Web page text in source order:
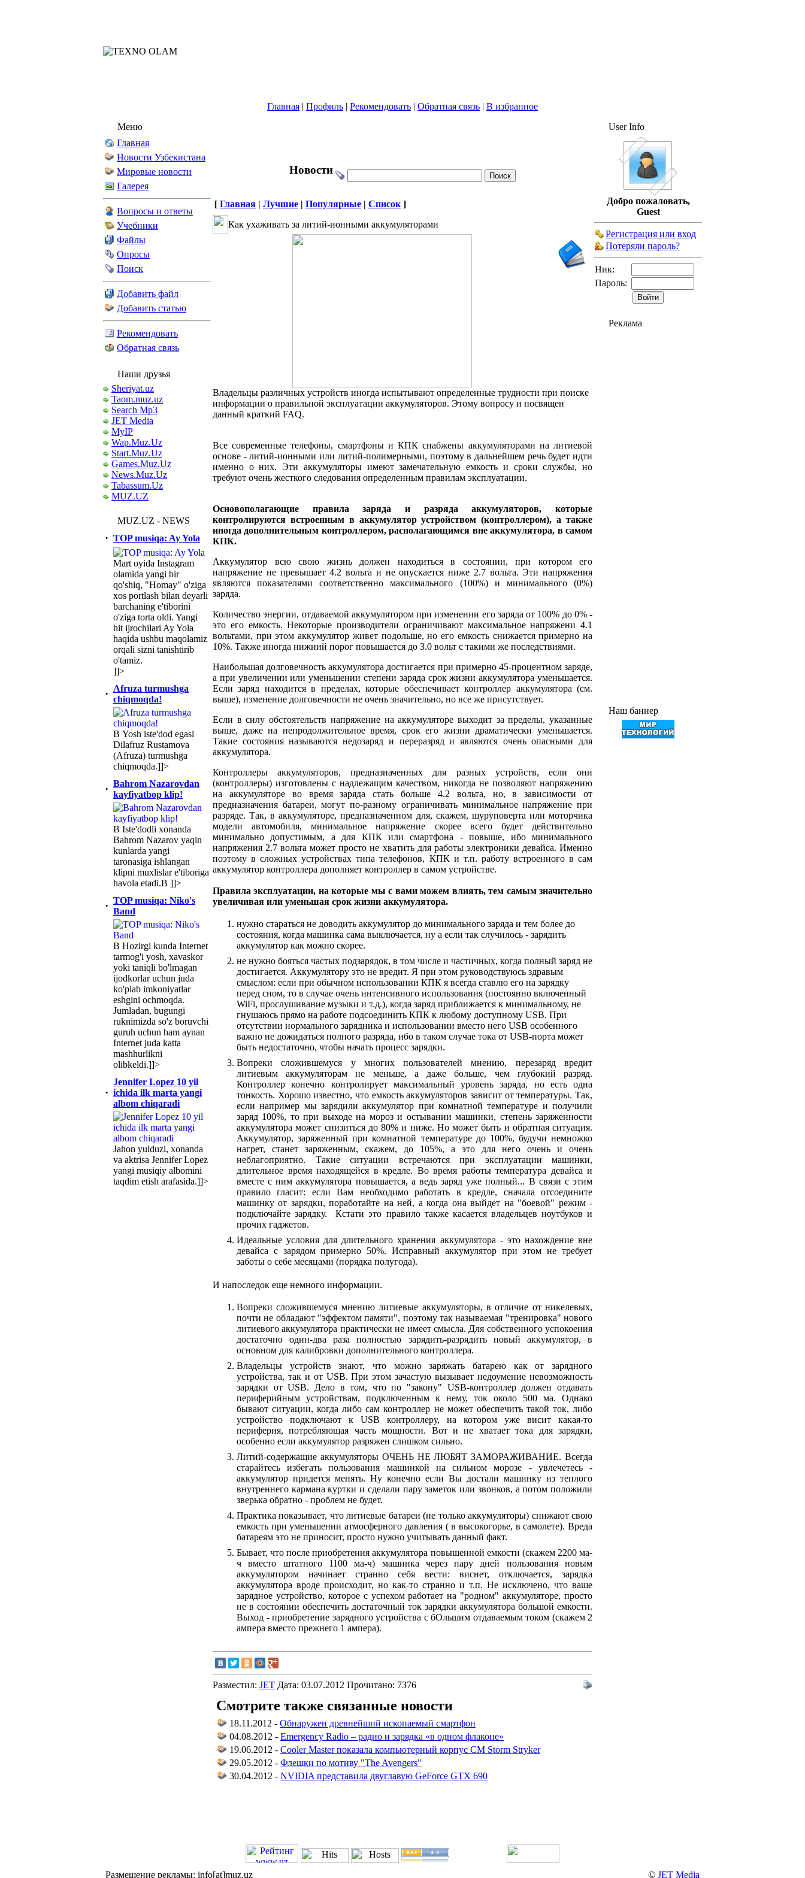
Главная | Профиль | Рекомендовать | Обратная связь | В избранное
Меню
Главная
Новости Узбекистана
Мировые новости
Галерея
Вопросы и ответы
Учебники
Файлы
Опросы
Поиск
Добавить файл
Добавить статью
Рекомендовать
Обратная связь
Наши друзья
Sheriyat.uz
Taom.muz.uz
Search Mp3
JET Media
MyIP
Wap.Muz.Uz
Start.Muz.Uz
Games.Muz.Uz
News.Muz.Uz
Tabassum.Uz
MUZ.UZ
MUZ.UZ - NEWS
· TOP musiqa: Ay Yola
Mart oyida Instagram
olamida yangi bir
qo'shiq, "Homay" o'ziga
xos portlash bilan deyarli
barchaning e'tiborini
o'ziga torta oldi. Yangi
hit ijrochilari Ay Yola
haqida ushbu maqolamiz
orqali sizni tanishtirib
o'tamiz.
]]>
· Afruza turmushga
chiqmoqda!
В Yosh iste'dod egasi
Dilafruz Rustamova
(Afruza) turmushga
chiqmoqda.]]>
· Bahrom Nazarovdan
kayfiyatbop klip!
В Iste'dodli xonanda
Bahrom Nazarov yaqin
kunlarda yangi
taronasiga ishlangan
klipni muxlislar e'tiboriga
havola etadi.В ]]>
· TOP musiqa: Niko's
Band
В Hozirgi kunda Internet
tarmog'i yosh, xavaskor
yoki taniqli bo'lmagan
ijodkorlar uchun juda
ko'plab imkoniyatlar
eshgini ochmoqda.
Jumladan, bugungi
ruknimizda so'z boruvchi
guruh uchun ham aynan
Internet juda katta
mashhurlikni
olibkeldi.]]>
·
Jennifer Lopez 10 yil
ichida ilk marta yangi
albom chiqaradi
Jahon yulduzi, xonanda
va aktrisa Jennifer Lopez
yangi musiqiy albomini
taqdim etish arafasida.]]>
Новости
[ Главная | Лучшие | Популярные | Список ]
Как ухаживать за литий-ионными аккумуляторами
Владельцы различных устройств иногда испытывают определенные трудности при поиске
информации о правильной эксплуатации аккумуляторов. Этому вопросу и посвящен
данный краткий FAQ.
Все современные телефоны, смартфоны и КПК снабжены аккумуляторами на литиевой
основе - литий-ионными или литий-полимерными, поэтому в дальнейшем речь будет идти
именно о них. Эти аккумуляторы имеют замечательную емкость и сроки службы, но
требуют очень жесткого следования определенным правилам эксплуатации.
Основополагающие правила заряда и разряда аккумуляторов, которые
контролируются встроенным в аккумулятор устройством (контроллером), а также
иногда дополнительным контроллером, располагающимся вне аккумулятора, в самом
КПК.
Аккумулятор всю свою жизнь должен находиться в состоянии, при котором его
напряжение не превышает 4.2 вольта и не опускается ниже 2.7 вольта. Эти напряжения
являются показателями соответственно максимального (100%) и минимального (0%)
заряда.
Количество энергии, отдаваемой аккумулятором при изменении его заряда от 100% до 0% -
это его емкость. Некоторые производители ограничивают максимальное напряжени 4.1
вольтами, при этом аккумулятор живет подольше, но его емкость снижается примерно на
10%. Также иногда нижний порог повышается до 3.0 вольт с такими же последствиями.
Наибольшая долговечность аккумулятора достигается при примерно 45-процентном заряде,
а при увеличении или уменьшении степени заряда срок жизни аккумулятора уменьшается.
Если заряд находится в пределах, которые обеспечивает контроллер аккумулятора (см.
выше), изменение долговечности не очень значительно, но все же присутствует.
Если в силу обстоятельств напряжение на аккумуляторе выходит за пределы, указанные
выше, даже на непродолжительное время, срок его жизни драматически уменьшается.
Такие состояния называются недозаряд и переразряд и являются очень опасными для
аккумулятора.
Контроллеры аккумуляторов, предназначенных для разных устройств, если они
(контроллеры) изготовлены с надлежащим качеством, никогда не позволяют напряжению
на аккумуляторе во время заряда стать больше 4.2 вольта, но, в зависимости от
предназначения батареи, могут по-разному ограничивать минимальное напряжение при
разряде. Так, в аккумуляторе, предназначенном для, скажем, шуруповерта или моторчика
модели автомобиля, минимальное напряжение скорее всего будет действительно
минимально допустимым, а для КПК или смартфона - повыше, ибо минимального
напряжения 2.7 вольта может просто не хватить для работы электроники девайса. Именно
поэтому в сложных устройствах типа телефонов, КПК и т.п. работу встроенного в сам
аккумулятор контроллера дополняет контроллер в самом устройстве.
Правила эксплуатации, на которые мы с вами можем влиять, тем самым значительно
увеличивая или уменьшая срок жизни аккумулятора.
нужно стараться не доводить аккумулятор до минимального заряда и тем более до
состояния, когда машинка сама выключается, ну а если так случилось - зарядить
аккумулятор как можно скорее.
не нужно бояться частых подзарядок, в том числе и частичных, когда полный заряд не
достигается. Аккумулятору это не вредит. Я при этом руководствуюсь здравым
смыслом: если при обычном использовании КПК я всегда ставлю его на зарядку
перед сном, то в случае очень интенсивного использования (постоянно включенный
WiFi, прослушивание музыки и т.д.), когда заряд приближается к минимальному, не
гнушаюсь прямо на работе подсоединить КПК к любому доступному USB. При
отсутствии нормального зарядника и использовании вместо него USB особенного
важно не дожидаться полного разряда, ибо в таком случае тока от USB-порта может
быть недостаточно, чтобы начать процесс зарядки.
Вопреки сложившемуся у многих пользователей мнению, перезаряд вредит
литиевым аккумуляторам не меньше, а даже больше, чем глубокий разряд.
Контроллер конечно контролирует максимальный уровень заряда, но есть одна
тонкость. Хорошо известно, что емкость аккумуляторов зависит от температуры. Так,
если например мы зарядили аккумулятор при комнатной температуре и получили
заряд 100%, то при выходе на мороз и остывании машинки, степень заряженности
аккумулятора может снизиться до 80% и ниже. Но может быть и обратная ситуация.
Аккумулятор, заряженный при комнатной температуре до 100%, будучи немножко
нагрет, станет заряженным, скажем, до 105%, а это для него очень и очень
неблагоприятно. Такие ситуации встречаются при эксплуатации машинки,
длительное время находящейся в кредле. Во время работы температура девайса и
вместе с ним аккумулятора повышается, а ведь заряд уже полный... В связи с этим
правило гласит: если Вам необходимо работать в кредле, сначала отсоедините
машинку от зарядки, поработайте на ней, а когда она выйдет на "боевой" режим -
подключайте зарядку. Кстати это правило также касается владельцев ноутбуков и
прочих гаджетов.
Идеальные условия для длительного хранения аккумулятора - это нахождение вне
девайса с зарядом примерно 50%. Исправный аккумулятор при этом не требует
заботы о себе месяцами (порядка полугода).
И напоследок еще немного информации.
Вопреки сложившемуся мнению литиевые аккумуляторы, в отличие от никелевых,
почти не обладают "эффектом памяти", поэтому так называемая "тренировка" нового
литиевого аккумулятора практически не имеет смысла. Для собственного успокоения
достаточно один-два раза полностью зарядить-разрядить новый аккумулятор, в
основном для калибровки дополнительного контроллера.
Владельцы устройств знают, что можно заряжать батарею как от зарядного
устройства, так и от USB. При этом зачастую вызывает недоумение невозможность
зарядки от USB. Дело в том, что по "закону" USB-контроллер должен отдавать
периферийным устройствам, подключенным к нему, ток около 500 ма. Однако
бывают ситуации, когда либо сам контроллер не может обеспечить такой ток, либо
устройство подключают к USB контроллеру, на котором уже висит какая-то
периферия, потребляющая часть мощности. Вот и не хватает тока для зарядки,
особенно если аккумулятор разряжен слишком сильно.
Литий-содержащие аккумуляторы ОЧЕНЬ НЕ ЛЮБЯТ ЗАМОРАЖИВАНИЕ. Всегда
старайтесь избегать пользования машинкой на сильном морозе - увлечетесь -
аккумулятор придется менять. Ну конечно если Вы достали машинку из теплого
внутреннего кармана куртки и сделали пару заметок или звонков, а потом положили
зверька обратно - проблем не будет.
Практика показывает, что литиевые батареи (не только аккумуляторы) снижают свою
емкость при уменьшении атмосферного давления ( в высокогорье, в самолете). Вреда
батареям это не приносит, просто нужно учитывать данный факт.
Бывает, что после приобретения аккумулятора повышенной емкости (скажем 2200 ма-
ч вместо штатного 1100 ма-ч) машинка через пару дней пользования новым
аккумулятором начинает странно себя вести: виснет, отключается, зарядка
аккумулятора вроде происходит, но как-то странно и т.п. Не исключено, что ваше
зарядное устройство, которое с успехом работает на "родном" аккумуляторе, просто
не в состоянии обеспечить достаточный ток зарядки аккумулятора большой емкости.
Выход - приобретение зарядного устройства с бОльшим отдаваемым током (скажем 2
ампера вместо прежнего 1 ампера).
Разместил: JET Дата: 03.07.2012 Прочитано: 7376
Смотрите также связанные новости
18.11.2012 - Обнаружен древнейший ископаемый смартфон
04.08.2012 - Emergency Radio – радио и зарядка «в одном флаконе»
19.06.2012 - Cooler Master показала компьютерный корпус CM Storm Stryker
29.05.2012 - Флешки по мотиву "The Avengers"
30.04.2012 - NVIDIA представила двуглавую GeForce GTX 690
User Info
Добро пожаловать,
Guest
Регистрация или вход
Потеряли пароль?
Ник:
Пароль:
Реклама
Наш баннер
Размещение рекламы: info[at]muz.uz © JET Media